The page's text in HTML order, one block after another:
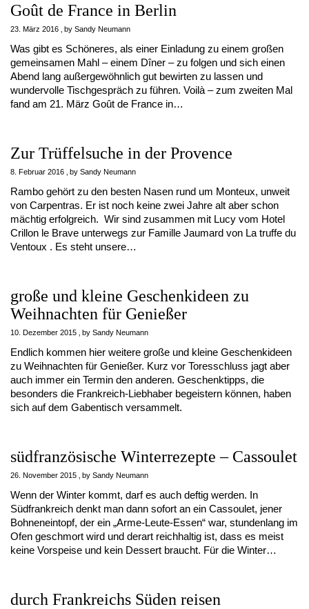
Goût de France in Berlin
23. März 2016 by Sandy Neumann
Was gibt es Schöneres, als einer Einladung zu einem großen
gemeinsamen Mahl – einem Dîner – zu folgen und sich einen
Abend lang außergewöhnlich gut bewirten zu lassen und
wundervolle Tischgespräch zu führen. Voilà – zum zweiten Mal
fand am 21. März Goût de France in…
Zur Trüffelsuche in der Provence
8. Februar 2016 by Sandy Neumann
Rambo gehört zu den besten Nasen rund um Monteux, unweit
von Carpentras. Er ist noch keine zwei Jahre alt aber schon
mächtig erfolgreich. Wir sind zusammen mit Lucy vom Hotel
Crillon le Brave unterwegs zur Famille Jaumard von La truffe du
Ventoux . Es steht unsere…
große und kleine Geschenkideen zu
Weihnachten für Genießer
10. Dezember 2015 by Sandy Neumann
Endlich kommen hier weitere große und kleine Geschenkideen
zu Weihnachten für Genießer. Kurz vor Toresschluss jagt aber
auch immer ein Termin den anderen. Geschenktipps, die
besonders die Frankreich-Liebhaber begeistern können, haben
sich auf dem Gabentisch versammelt.
südfranzösische Winterrezepte – Cassoulet
26. November 2015 by Sandy Neumann
Wenn der Winter kommt, darf es auch deftig werden. In
Südfrankreich denkt man dann sofort an ein Cassoulet, jener
Bohneneintopf, der ein „Arme-Leute-Essen“ war, stundenlang im
Ofen geschmort wird und derart reichhaltig ist, dass es meist
keine Vorspeise und kein Dessert braucht. Für die Winter…
durch Frankreichs Süden reisen